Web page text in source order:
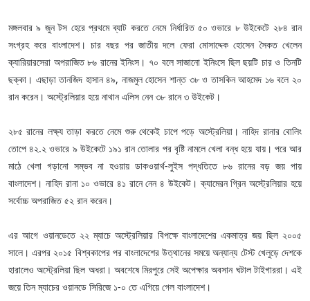
মঙ্গলবার ৯ জুন টস হেরে প্রথমে ব্যাট করতে নেমে নির্ধারিত ৫০ ওভারে ৮ উইকেটে ২৮৪ রান
সংগ্রহ করে বাংলাদেশ। চার বছর পর জাতীয় দলে ফেরা মোসাদ্দেক হোসেন সৈকত খেলেন
ক্যারিয়ারসেরা অপরাজিত ৮৬ রানের ইনিংস। ৭০ বলে সাজানো ইনিংসে ছিল ছয়টি চার ও তিনটি
ছক্কা। এছাড়া তানজিদ হাসান ৪৯, নাজমুল হোসেন শান্ত ৩৮ ও তাসকিন আহমেদ ১৬ বলে ২০
রান করেন। অস্ট্রেলিয়ার হয়ে নাথান এলিস নেন ৩৮ রানে ৩ উইকেট।
২৮৫ রানের লক্ষ্য তাড়া করতে নেমে শুরু থেকেই চাপে পড়ে অস্ট্রেলিয়া। নাহিদ রানার বোলিং
তোপে ৪২.২ ওভারে ৯ উইকেটে ১৯১ রান তোলার পর বৃষ্টি নামলে খেলা বন্ধ হয়ে যায়। পরে আর
মাঠে খেলা গড়ানো সম্ভব না হওয়ায় ডাকওয়ার্থ-লুইস পদ্ধতিতে ৮৬ রানের বড় জয় পায়
বাংলাদেশ। নাহিদ রানা ১০ ওভারে ৪১ রানে নেন ৪ উইকেট। ক্যামেরন গ্রিন অস্ট্রেলিয়ার হয়ে
সর্বোচ্চ অপরাজিত ৫২ রান করেন।
এর আগে ওয়ানডেতে ২২ ম্যাচে অস্ট্রেলিয়ার বিপক্ষে বাংলাদেশের একমাত্র জয় ছিল ২০০৫
সালে। এরপর ২০১৫ বিশ্বকাপের পর বাংলাদেশের উত্থানের সময়ে অন্যান্য টেস্ট খেলুড়ে দেশকে
হারালেও অস্ট্রেলিয়া ছিল অধরা। অবশেষে মিরপুরে সেই অপেক্ষার অবসান ঘটাল টাইগাররা। এই
জয়ে তিন ম্যাচের ওয়ানডে সিরিজে ১-০ তে এগিয়ে গেল বাংলাদেশ।